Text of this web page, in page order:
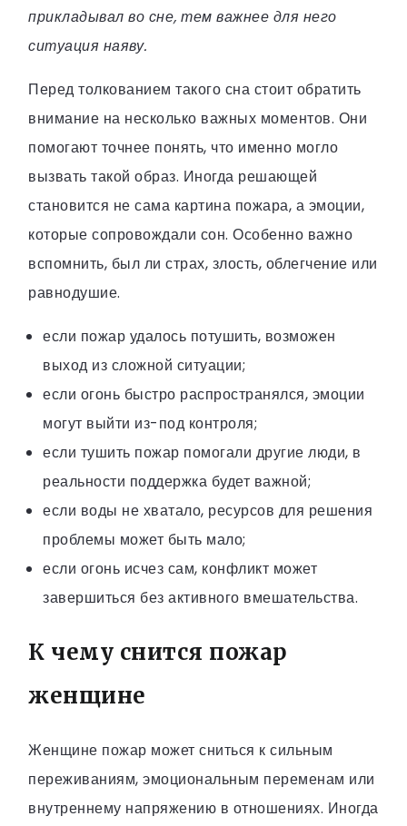
прикладывал во сне, тем важнее для него
ситуация наяву.
Перед толкованием такого сна стоит обратить
внимание на несколько важных моментов. Они
помогают точнее понять, что именно могло
вызвать такой образ. Иногда решающей
становится не сама картина пожара, а эмоции,
которые сопровождали сон. Особенно важно
вспомнить, был ли страх, злость, облегчение или
равнодушие.
если пожар удалось потушить, возможен
выход из сложной ситуации;
если огонь быстро распространялся, эмоции
могут выйти из-под контроля;
если тушить пожар помогали другие люди, в
реальности поддержка будет важной;
если воды не хватало, ресурсов для решения
проблемы может быть мало;
если огонь исчез сам, конфликт может
завершиться без активного вмешательства.
К чему снится пожар
женщине
Женщине пожар может сниться к сильным
переживаниям, эмоциональным переменам или
внутреннему напряжению в отношениях. Иногда